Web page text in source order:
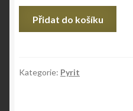
Přidat do košíku
Kategorie: Pyrit